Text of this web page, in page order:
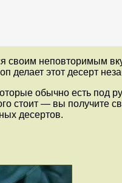
неповторимым
делает этот десерт
обычно есть под
стоит — вы получите
десертов.